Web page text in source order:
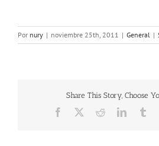
Por nury | noviembre 25th, 2011 | General |
Share This Story, Choose
Facebook RedditLinkedIn